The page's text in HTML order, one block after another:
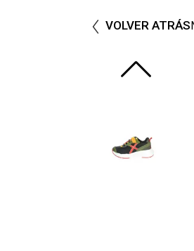
VOLVER ATRÁS